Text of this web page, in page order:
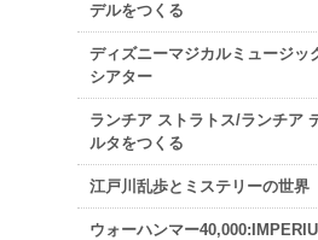
デルをつくる
ディズニーマジカルミュージッ
シアター
ランチア ストラトス/ランチア
ルタをつくる
江戸川乱歩とミステリーの世界
ウォーハンマー